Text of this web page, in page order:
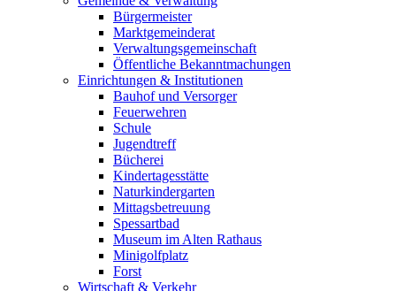
Bürgermeister
Marktgemeinderat
Verwaltungsgemeinschaft
Öffentliche Bekanntmachungen
Einrichtungen & Institutionen
Bauhof und Versorger
Feuerwehren
Schule
Jugendtreff
Bücherei
Kindertagesstätte
Naturkindergarten
Mittagsbetreuung
Spessartbad
Museum im Alten Rathaus
Minigolfplatz
Forst
Wirtschaft & Verkehr